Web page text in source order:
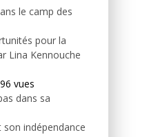
le camp des
pour la
Lina Kennouche
vues
dans sa
indépendance